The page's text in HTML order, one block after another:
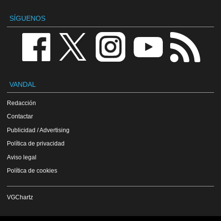
SÍGUENOS
VANDAL
Redacción
Contactar
Publicidad / Advertising
Política de privacidad
Aviso legal
Política de cookies
VGChartz